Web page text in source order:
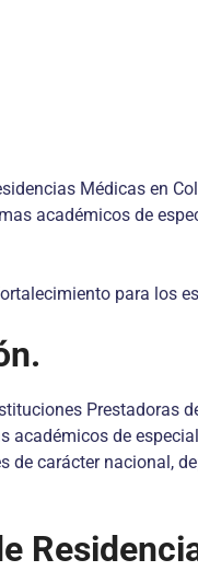
Médicas en
académicos de
para los
académicos de
carácter nacional,